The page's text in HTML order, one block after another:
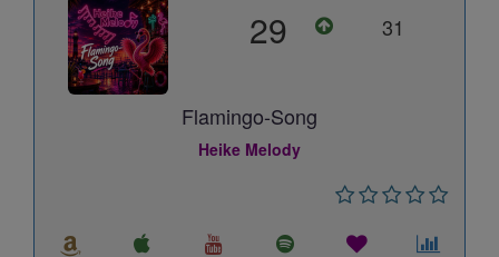
29 31
Flamingo-Song
Heike Melody